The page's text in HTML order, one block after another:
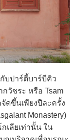
ปาร์ตี้บาร์บีคิว
วัชระ หรือ Tsam
ดขึ้นเพียงปีละครั้ง
Monastery)
เลียเท่านั้น ใน